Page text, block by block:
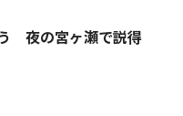
夜の宮ヶ瀬で説得